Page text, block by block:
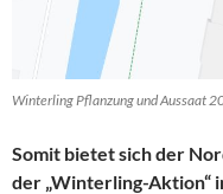
Winterling Pflanzung und Aussaat
Somit bietet sich der
der „Winterling-Aktion“